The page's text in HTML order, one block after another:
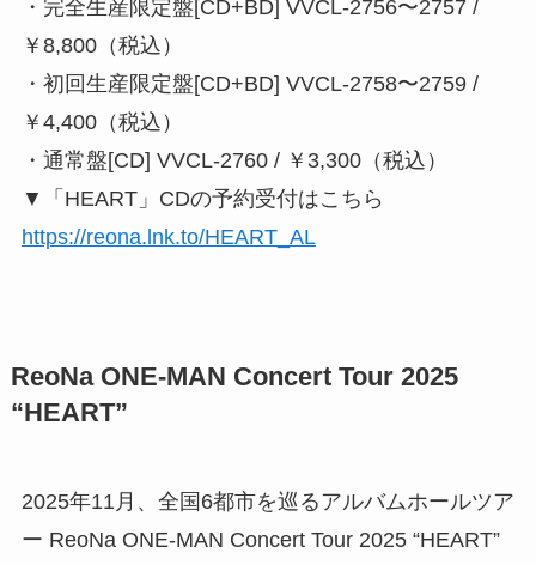
・完全生産限定盤[CD+BD] VVCL-2756〜2757 /
￥8,800（税込）
・初回生産限定盤[CD+BD] VVCL-2758〜2759 /
￥4,400（税込）
・通常盤[CD] VVCL-2760 / ￥3,300（税込）
▼「HEART」CDの予約受付はこちら
https://reona.lnk.to/HEART_AL
ReoNa ONE-MAN Concert Tour 2025
“HEART”
2025年11月、全国6都市を巡るアルバムホールツア
ー ReoNa ONE-MAN Concert Tour 2025 “HEART”